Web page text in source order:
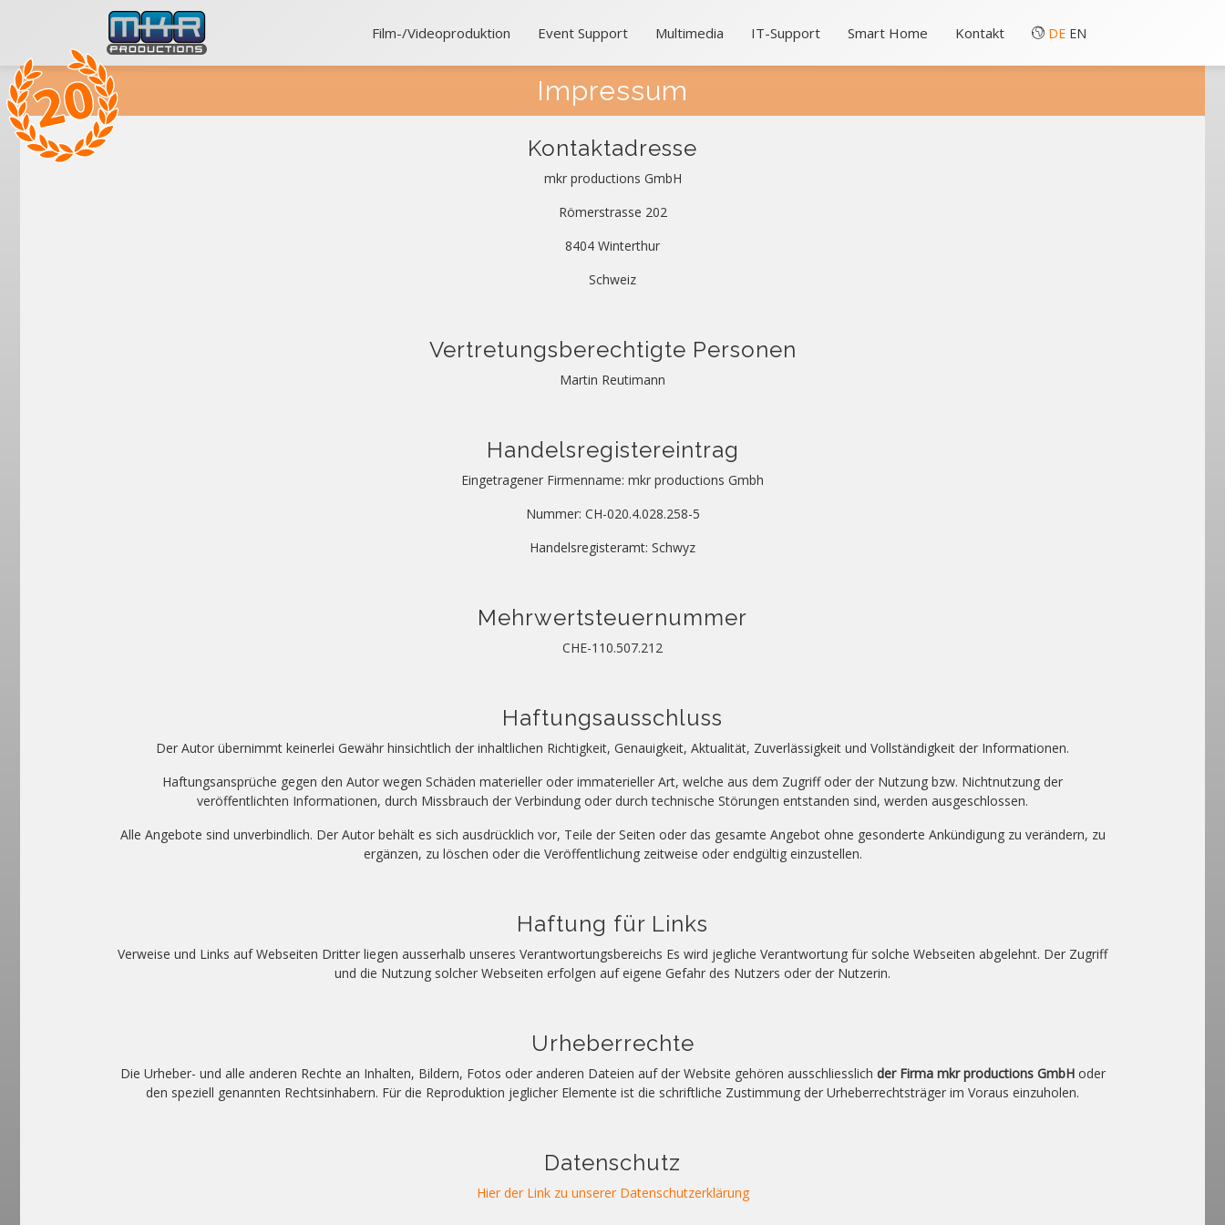
Film-/Videoproduktion Event Support Multimedia IT-Support Smart Home Kontakt DE EN
Impressum
Kontaktadresse
mkr productions GmbH
Römerstrasse 202
8404 Winterthur
Schweiz
Vertretungsberechtigte Personen
Martin Reutimann
Handelsregistereintrag
Eingetragener Firmenname: mkr productions Gmbh
Nummer: CH-020.4.028.258-5
Handelsregisteramt: Schwyz
Mehrwertsteuernummer
CHE-110.507.212
Haftungsausschluss
Der Autor übernimmt keinerlei Gewähr hinsichtlich der inhaltlichen Richtigkeit, Genauigkeit, Aktualität, Zuverlässigkeit und Vollständigkeit der Informationen.
Haftungsansprüche gegen den Autor wegen Schäden materieller oder immaterieller Art, welche aus dem Zugriff oder der Nutzung bzw. Nichtnutzung der
veröffentlichten Informationen, durch Missbrauch der Verbindung oder durch technische Störungen entstanden sind, werden ausgeschlossen.
Alle Angebote sind unverbindlich. Der Autor behält es sich ausdrücklich vor, Teile der Seiten oder das gesamte Angebot ohne gesonderte Ankündigung zu verändern, zu
ergänzen, zu löschen oder die Veröffentlichung zeitweise oder endgültig einzustellen.
Haftung für Links
Verweise und Links auf Webseiten Dritter liegen ausserhalb unseres Verantwortungsbereichs Es wird jegliche Verantwortung für solche Webseiten abgelehnt. Der Zugriff
und die Nutzung solcher Webseiten erfolgen auf eigene Gefahr des Nutzers oder der Nutzerin.
Urheberrechte
Die Urheber- und alle anderen Rechte an Inhalten, Bildern, Fotos oder anderen Dateien auf der Website gehören ausschliesslich der Firma mkr productions GmbHoder
den speziell genannten Rechtsinhabern. Für die Reproduktion jeglicher Elemente ist die schriftliche Zustimmung der Urheberrechtsträger im Voraus einzuholen.
Datenschutz
Hier der Link zu unserer Datenschutzerklärung